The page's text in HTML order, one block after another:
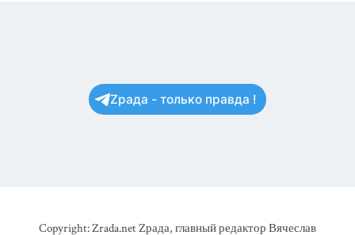
Zрада - только правда !
Copyright: Zrada.net Zрада, главный редактор Вячеслав